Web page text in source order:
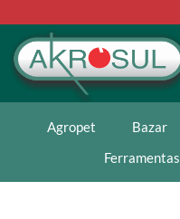
Agropet Bazar
Ferramentas